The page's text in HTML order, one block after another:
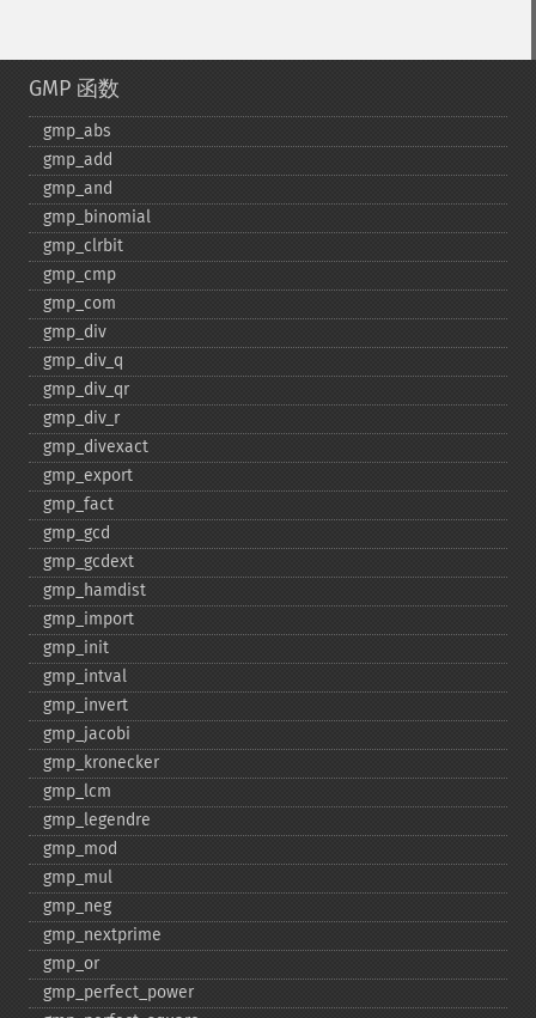
GMP 函数
gmp_​abs
gmp_​add
gmp_​and
gmp_​binomial
gmp_​clrbit
gmp_​cmp
gmp_​com
gmp_​div
gmp_​div_​q
gmp_​div_​qr
gmp_​div_​r
gmp_​divexact
gmp_​export
gmp_​fact
gmp_​gcd
gmp_​gcdext
gmp_​hamdist
gmp_​import
gmp_​init
gmp_​intval
gmp_​invert
gmp_​jacobi
gmp_​kronecker
gmp_​lcm
gmp_​legendre
gmp_​mod
gmp_​mul
gmp_​neg
gmp_​nextprime
gmp_​or
gmp_​perfect_​power